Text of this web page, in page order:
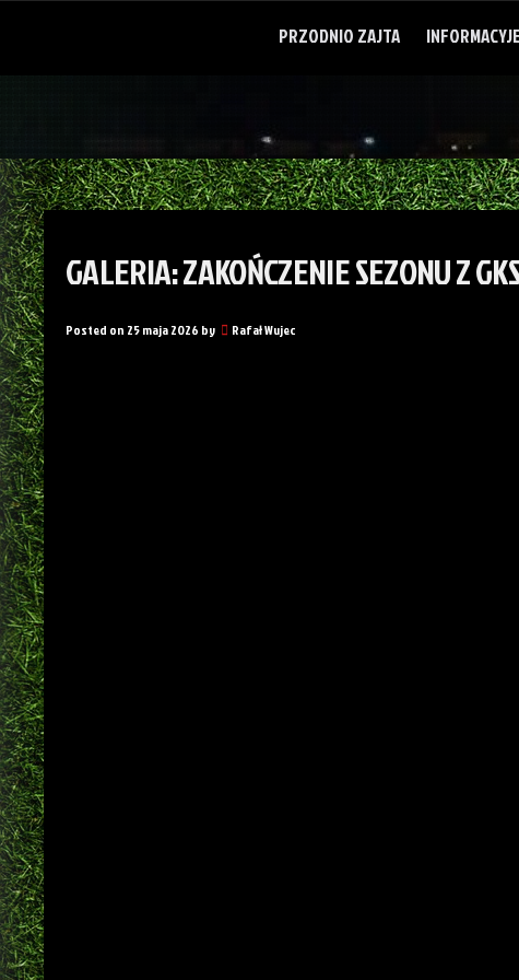
PRZODNIO ZAJTA INFORMACYJE
GALERIA: ZAKOŃCZENIE SEZONU Z
Posted on 25 maja 2026 by Rafał Wujec